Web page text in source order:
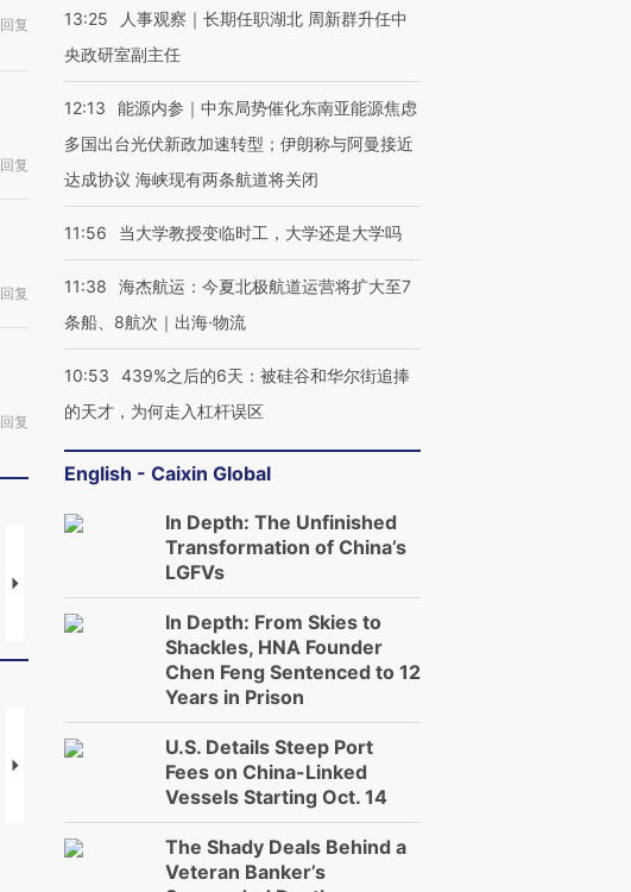
回复
回复
回复
回复
马航飞行员跨国走私7万
视线｜被称为“蟑螂”的印
育部长拱下台
【推广】走进第四届链博
会，让数智科技“链”接产
【特别呈现】寻找100种
有意思的生活方式·第三对
13:25
人事观察｜长期任职湖北 周新群升任中
央政研室副主任
12:13
能源内参｜中东局势催化东南亚能源焦虑
多国出台光伏新政加速转型；伊朗称与阿曼接近
达成协议 海峡现有两条航道将关闭
11:56 当大学教授变临时工，大学还是大学吗
11:38
海杰航运：今夏北极航道运营将扩大至7
条船、8航次｜出海·物流
10:53
439%之后的6天：被硅谷和华尔街追捧
的天才，为何走入杠杆误区
English - Caixin Global
In Depth: The Unfinished
Transformation of China’s
LGFVs
In Depth: From Skies to
Shackles, HNA Founder
Chen Feng Sentenced to 12
Years in Prison
U.S. Details Steep Port
Fees on China-Linked
Vessels Starting Oct. 14
The Shady Deals Behind a
Veteran Banker’s